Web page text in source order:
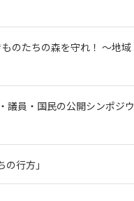
のたちの森を守れ！ 〜地域
議員・国民の公開シンポジウ
行方」